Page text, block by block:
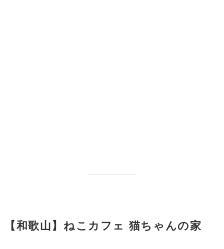
【和歌山】ねこカフェ 猫ちゃんの家